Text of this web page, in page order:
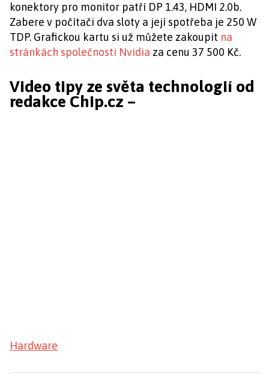
konektory pro monitor patří DP 1.43, HDMI 2.0b.
Zabere v počítači dva sloty a její spotřeba je 250 W
TDP. Grafickou kartu si už můžete zakoupit na
stránkách společnosti Nvidia za cenu 37 500 Kč.
Video tipy ze světa technologií od
redakce Chip.cz –
Hardware